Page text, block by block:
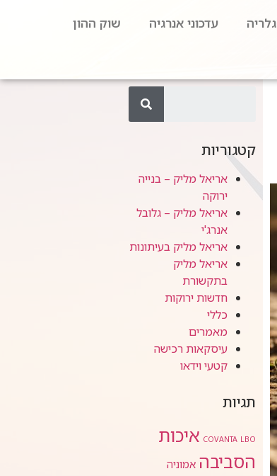
גלריה עדכוני אנרגיה
שוק ההון
קטגוריות
אריאל מליק – בנייה
ירוקה
אריאל מליק – גלובל
אנרג'י
אריאל מליק בעיתונות
אריאל מליק
בתקשורת
חדשות ירוקות
כללי
מאמרים
עיסקאות רכישה
קטעי וידאו
תגיות
COVANTA LBO
איכות
הסביבה אמוניה